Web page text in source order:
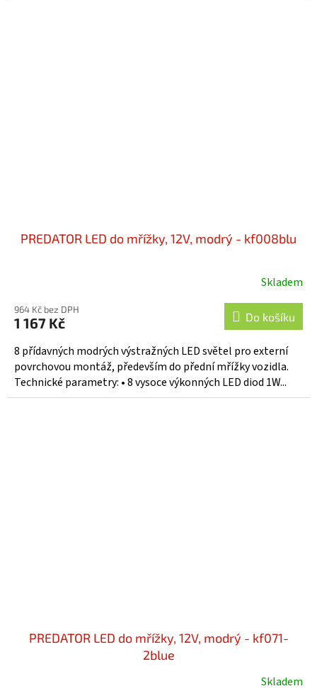
PREDATOR LED do mřížky, 12V, modrý - kf008blu
Skladem
964 Kč bez DPH
1 167 Kč Do košíku
8 přídavných modrých výstražných LED světel pro externí
povrchovou montáž, především do přední mřížky vozidla.
Technické parametry: • 8 vysoce výkonných LED diod 1W...
PREDATOR LED do mřížky, 12V, modrý - kf071-
2blue
Skladem